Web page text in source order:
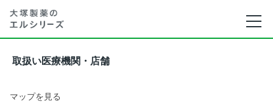
取扱い医療機関・店舗
マップを見る